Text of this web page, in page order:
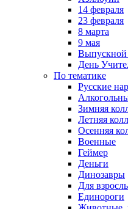
14 февраля
23 февраля
8 марта
9 мая
Выпускной
День
По тематике
Русские
Зимняя
Летняя
Осенняя
Военные
Геймер
Деньги
Динозавры
Для
Единороги